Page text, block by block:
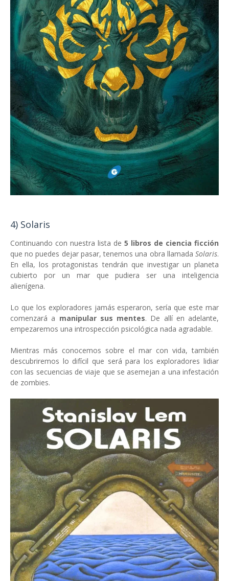
4) Solaris
Continuando con nuestra lista de 5 libros de ciencia ficción
que no puedes dejar pasar, tenemos una obra llamada Solaris.
En ella, los protagonistas tendrán que investigar un planeta
cubierto por un mar que pudiera ser una inteligencia
alienígena.
Lo que los exploradores jamás esperaron, sería que este mar
comenzará a manipular sus mentes. De allí en adelante,
empezaremos una introspección psicológica nada agradable.
Mientras más conocemos sobre el mar con vida, también
descubriremos lo difícil que será para los exploradores lidiar
con las secuencias de viaje que se asemejan a una infestación
de zombies.